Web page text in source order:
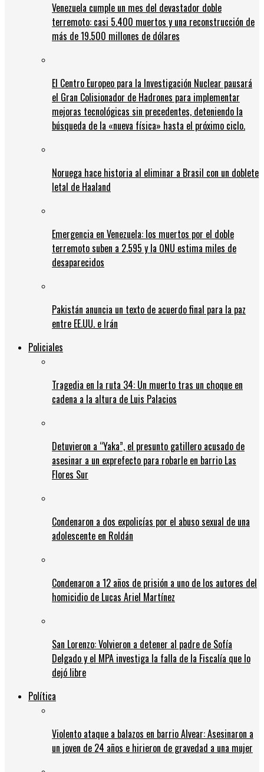
Venezuela cumple un mes del devastador doble
terremoto: casi 5.400 muertos y una reconstrucción de
más de 19.500 millones de dólares
El Centro Europeo para la Investigación Nuclear pausará
el Gran Colisionador de Hadrones para implementar
mejoras tecnológicas sin precedentes, deteniendo la
búsqueda de la «nueva física» hasta el próximo ciclo.
Noruega hace historia al eliminar a Brasil con un doblete
letal de Haaland
Emergencia en Venezuela: los muertos por el doble
terremoto suben a 2.595 y la ONU estima miles de
desaparecidos
Pakistán anuncia un texto de acuerdo final para la paz
entre EE.UU. e Irán
Policiales
Tragedia en la ruta 34: Un muerto tras un choque en
cadena a la altura de Luis Palacios
Detuvieron a “Yaka”, el presunto gatillero acusado de
asesinar a un exprefecto para robarle en barrio Las
Flores Sur
Condenaron a dos expolicías por el abuso sexual de una
adolescente en Roldán
Condenaron a 12 años de prisión a uno de los autores del
homicidio de Lucas Ariel Martínez
San Lorenzo: Volvieron a detener al padre de Sofía
Delgado y el MPA investiga la falla de la Fiscalía que lo
dejó libre
Política
Violento ataque a balazos en barrio Alvear: Asesinaron a
un joven de 24 años e hirieron de gravedad a una mujer